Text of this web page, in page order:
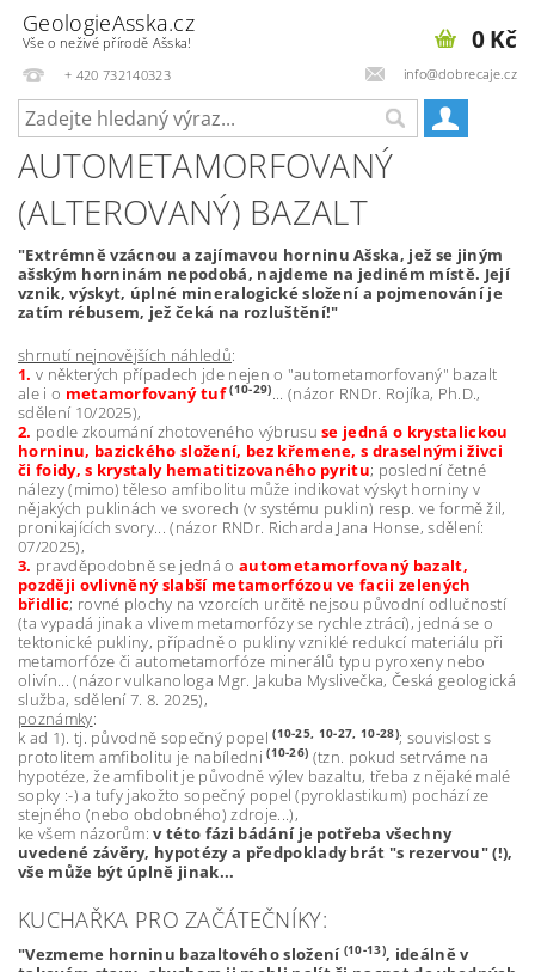
GeologieAsska.cz
Vše o neživé přírodě Ašska!
+ 420 732140323
info@dobrecaje.cz
0 Kč
AUTOMETAMORFOVANÝ
(ALTEROVANÝ) BAZALT
"Extrémně vzácnou a zajímavou horninu Ašska, jež se jiným
ašským horninám nepodobá, najdeme na jediném místě. Její
vznik, výskyt, úplné mineralogické složení a pojmenování je
zatím rébusem, jež čeká na rozluštění!"
shrnutí nejnovějších náhledů:
1. v některých případech jde nejen o "autometamorfovaný" bazalt
ale i o metamorfovaný tuf (10-29)
... (názor RNDr. Rojíka, Ph.D.,
sdělení 10/2025),
2. podle zkoumání zhotoveného výbrususe jedná o krystalickou
horninu, bazického složení, bez křemene, s draselnými živci
či foidy, s krystaly hematitizovaného pyritu; poslední četné
nálezy (mimo) těleso amfibolitu může indikovat výskyt horniny v
nějakých puklinách ve svorech (v systému puklin) resp. ve formě žil,
pronikajících svory... (názor RNDr. Richarda Jana Honse, sdělení:
07/2025),
3. pravděpodobně se jedná o autometamorfovaný bazalt,
později ovlivněný slabší metamorfózou ve facii zelených
břidlic; rovné plochy na vzorcích určitě nejsou původní odlučností
(ta vypadá jinak a vlivem metamorfózy se rychle ztrácí), jedná se o
tektonické pukliny, případně o pukliny vzniklé redukcí materiálu při
metamorfóze či autometamorfóze minerálů typu pyroxeny nebo
olivín... (názor vulkanologa Mgr. Jakuba Myslivečka, Česká geologická
služba, sdělení 7. 8. 2025),
poznámky:
k ad 1). tj. původně sopečný popel(10-25, 10-27, 10-28); souvislost s
protolitem amfibolitu je nabíledni(10-26) (tzn. pokud setrváme na
hypotéze, že amfibolit je původně výlev bazaltu, třeba z nějaké malé
sopky :-) a tufy jakožto sopečný popel (pyroklastikum) pochází ze
stejného (nebo obdobného) zdroje...),
ke všem názorům: v této fázi bádání je potřeba všechny
uvedené závěry, hypotézy a předpoklady brát "s rezervou" (!),
vše může být úplně jinak...
KUCHAŘKA PRO ZAČÁTEČNÍKY:
"Vezmeme horninu bazaltového složení (10-13), ideálně v